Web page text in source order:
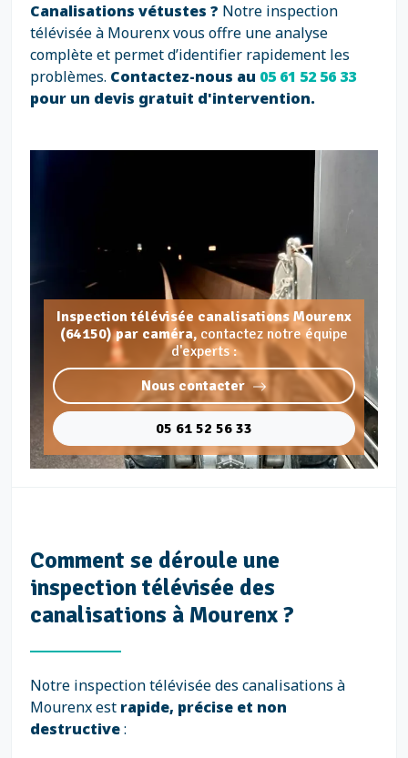
Canalisations vétustes ? Notre inspection
télévisée à Mourenx vous offre une analyse
complète et permet d’identifier rapidement les
problèmes. Contactez-nous au 05 61 52 56 33
pour un devis gratuit d'intervention.
Inspection télévisée canalisations Mourenx
(64150) par caméra, contactez notre équipe
d'experts :
Nous contacter
05 61 52 56 33
Comment se déroule une
inspection télévisée des
canalisations à Mourenx ?
Notre inspection télévisée des canalisations à
Mourenx est rapide, précise et non
destructive: